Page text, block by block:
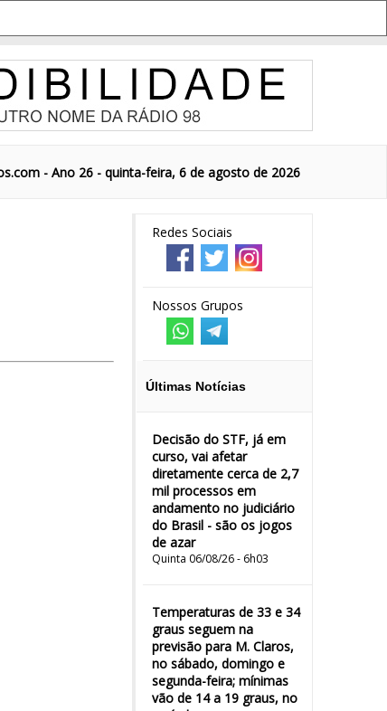
- Ano 26 - quinta-feira, 6 de agosto de 2026
Redes Sociais
Nossos Grupos
Últimas Notícias
Decisão do STF, já em
curso, vai afetar
diretamente cerca de 2,7
mil processos em
andamento no judiciário
do Brasil - são os jogos
de azar
Quinta 06/08/26 - 6h03
Temperaturas de 33 e 34
graus seguem na
previsão para M. Claros,
no sábado, domingo e
segunda-feira; mínimas
vão de 14 a 19 graus, no